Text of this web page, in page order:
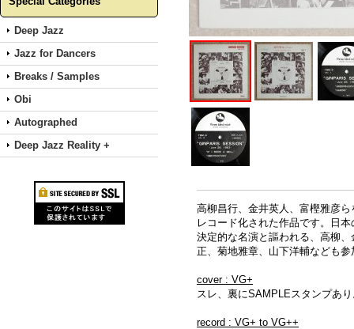
Deep Jazz
Jazz for Dancers
Breaks / Samples
Obi
Autographed
Deep Jazz Reality +
高柳昌行、金井英人、富樫雅彦
レコード化された作品です。日
決定的な名演と謳われる、高柳
正、菊地雅章、山下洋輔なども
cover : VG+
スレ、裏にSAMPLEスタンプあ
record : VG+ to VG++